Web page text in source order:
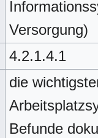
Versorgung)
4.2.1.4.1
die
Befunde